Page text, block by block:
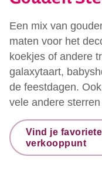
Een mix van
maten voor het
koekjes of andere
galaxytaart,
de feestdagen.
vele andere
Vind je
verkooppunt